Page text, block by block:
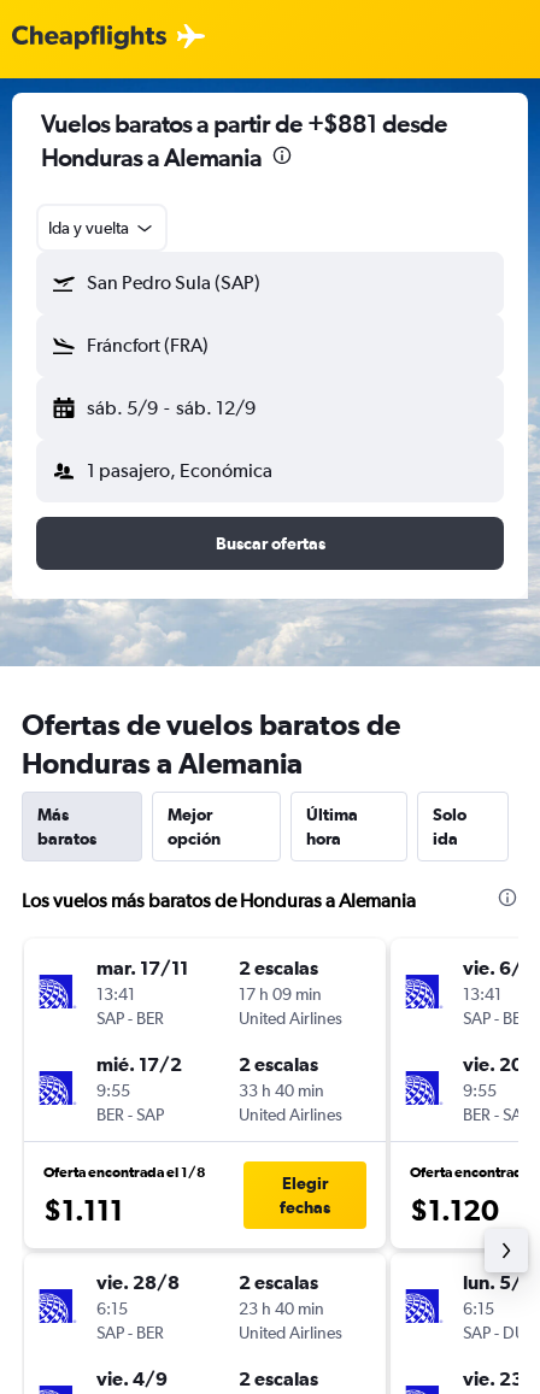
Vuelos baratos a partir de +$881 desde
Honduras a Alemania
Ida y vuelta
San Pedro Sula (SAP)
Fráncfort (FRA)
sáb. 5/9 - sáb. 12/9
1 pasajero, Económica
Buscar ofertas
Ofertas de vuelos baratos de
Honduras a Alemania
Más
baratos
Mejor
opción
Última
hora
Solo
ida
Los vuelos más baratos de Honduras a Alemania
mar. 17/11
13:41
SAP- BER
2 escalas
17 h 09 min
United Airlines
mié. 17/2
9:55
BER -SAP
2 escalas
33 h 40 min
United Airlines
Oferta encontrada el 1/8
$1.111
Elegir
fechas
vie. 28/8
6:15
SAP- BER
2 escalas
23 h 40 min
United Airlines
vie. 4/9 2 escalas
vie. 6/11
13:41
SAP- BER
vie. 20/
9:55
BER -SAP
Oferta encontrada
$1.120
lun. 5/
6:15
SAP- DUS
vie. 23/